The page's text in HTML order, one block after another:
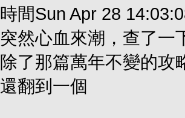
時間Sun Apr 28
突然心血來潮，查了一
除了那篇萬年不變的攻
還翻到一個